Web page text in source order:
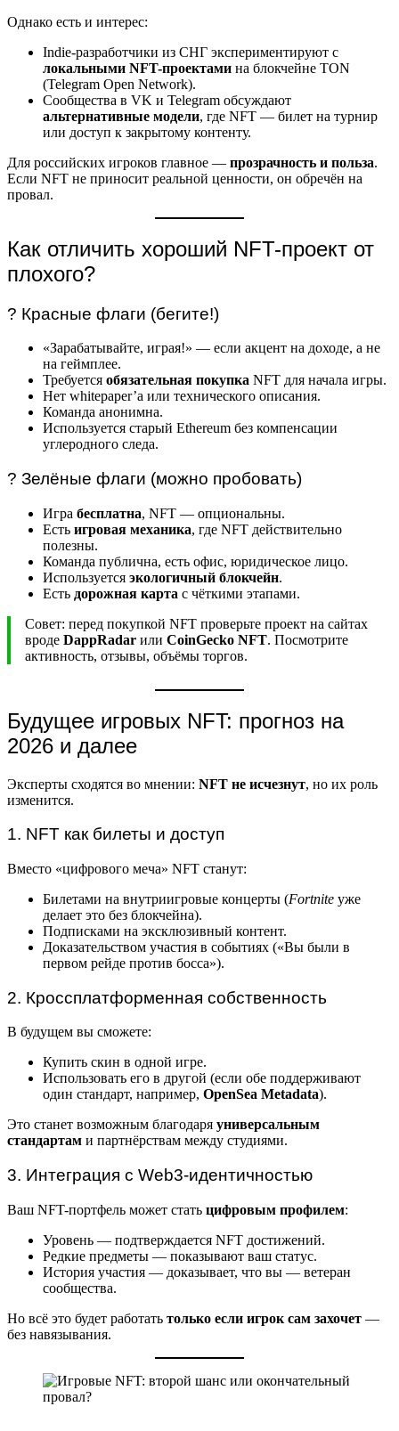
Однако есть и интерес:
Indie-разработчики из СНГ экспериментируют с
локальными NFT-проектами на блокчейне TON
(Telegram Open Network).
Сообщества в VK и Telegram обсуждают
альтернативные модели, где NFT — билет на турнир
или доступ к закрытому контенту.
Для российских игроков главное — прозрачность и польза.
Если NFT не приносит реальной ценности, он обречён на
провал.
Как отличить хороший NFT-проект от
плохого?
? Красные флаги (бегите!)
«Зарабатывайте, играя!» — если акцент на доходе, а не
на геймплее.
Требуется обязательная покупка NFT для начала игры.
Нет whitepaper’а или технического описания.
Команда анонимна.
Используется старый Ethereum без компенсации
углеродного следа.
? Зелёные флаги (можно пробовать)
Игра бесплатна, NFT — опциональны.
Есть игровая механика, где NFT действительно
полезны.
Команда публична, есть офис, юридическое лицо.
Используется экологичный блокчейн.
Есть дорожная карта с чёткими этапами.
Совет: перед покупкой NFT проверьте проект на сайтах
вроде DappRadar или CoinGecko NFT. Посмотрите
активность, отзывы, объёмы торгов.
Будущее игровых NFT: прогноз на
2026 и далее
Эксперты сходятся во мнении: NFT не исчезнут, но их роль
изменится.
1. NFT как билеты и доступ
Вместо «цифрового меча» NFT станут:
Билетами на внутриигровые концерты (Fortnite уже
делает это без блокчейна).
Подписками на эксклюзивный контент.
Доказательством участия в событиях («Вы были в
первом рейде против босса»).
2. Кроссплатформенная собственность
В будущем вы сможете:
Купить скин в одной игре.
Использовать его в другой (если обе поддерживают
один стандарт, например, OpenSea Metadata).
Это станет возможным благодаря универсальным
стандартам и партнёрствам между студиями.
3. Интеграция с Web3-идентичностью
Ваш NFT-портфель может стать цифровым профилем:
Уровень — подтверждается NFT достижений.
Редкие предметы — показывают ваш статус.
История участия — доказывает, что вы — ветеран
сообщества.
Но всё это будет работать только если игрок сам захочет —
без навязывания.